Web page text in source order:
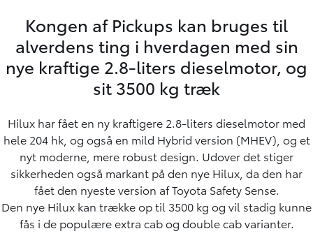
Kongen af Pickups kan bruges til
alverdens ting i hverdagen med sin
nye kraftige 2.8-liters dieselmotor, og
sit 3500 kg træk
Hilux har fået en ny kraftigere 2.8-liters dieselmotor med
hele 204 hk, og også en mild Hybrid version (MHEV), og et
nyt moderne, mere robust design. Udover det stiger
sikkerheden også markant på den nye Hilux, da den har
fået den nyeste version af Toyota Safety Sense.
Den nye Hilux kan trække op til 3500 kg og vil stadig kunne
fås i de populære extra cab og double cab varianter.